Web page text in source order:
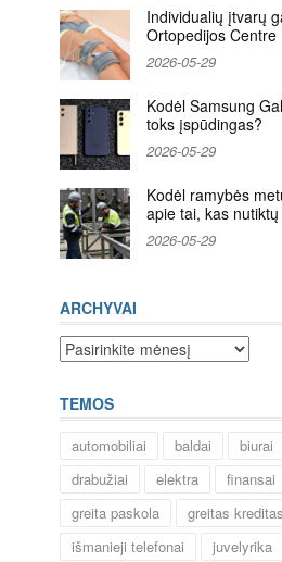
Individualių įtvarų
Ortopedijos Centre
2026-05-29
Kodėl Samsung
toks įspūdingas?
2026-05-29
Kodėl ramybės
apie tai, kas
2026-05-29
ARCHYVAI
Archyvai
TEMOS
automobiliai baldai biurai
drabužiai
elektra
finansai
greita paskola
greitas kreditas
išmanieji telefonai
juvelyrika